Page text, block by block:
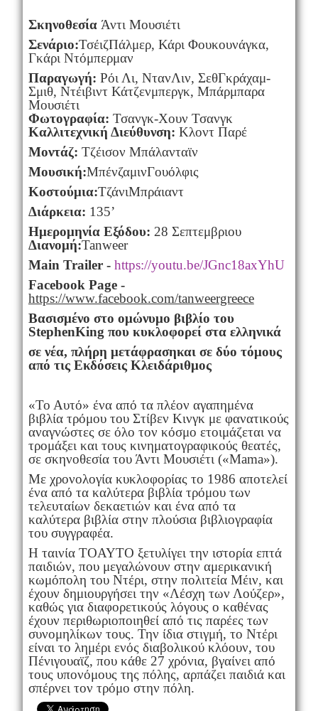
Σκηνοθεσία Άντι Μουσιέτι
Σενάριο:ΤσέιζΠάλμερ, Κάρι Φουκουνάγκα,
Γκάρι Ντόμπερμαν
Παραγωγή: Ρόι Λι, ΝτανΛιν, ΣεθΓκράχαμ-
Σμιθ, Ντέιβιντ Κάτζενμπεργκ, Μπάρμπαρα
Μουσιέτι
Φωτογραφία: Τσανγκ-Χουν Τσανγκ
Καλλιτεχνική Διεύθυνση: Κλοντ Παρέ
Μοντάζ: Τζέισον Μπάλανταϊν
Μουσική:ΜπένζαμινΓουόλφις
Κοστούμια:ΤζάνιΜπράιαντ
Διάρκεια: 135’
Ημερομηνία Εξόδου: 28 Σεπτεμβριου
Διανομή:Tanweer
Main Trailer - https://youtu.be/JGnc18axYhU
Facebook Page -
https://www.facebook.com/tanweergreece
Βασισμένο στο ομώνυμο βιβλίο του
StephenKing που κυκλοφορεί στα ελληνικά
σε νέα, πλήρη μετάφρασηκαι σε δύο τόμους
από τις Εκδόσεις Κλειδάριθμος
«Το Αυτό» ένα από τα πλέον αγαπημένα
βιβλία τρόμου του Στίβεν Κινγκ με φανατικούς
αναγνώστες σε όλο τον κόσμο ετοιμάζεται να
τρομάξει και τους κινηματογραφικούς θεατές,
σε σκηνοθεσία του Άντι Μουσιέτι («Mama»).
Με χρονολογία κυκλοφορίας το 1986 αποτελεί
ένα από τα καλύτερα βιβλία τρόμου των
τελευταίων δεκαετιών και ένα από τα
καλύτερα βιβλία στην πλούσια βιβλιογραφία
του συγγραφέα.
Η ταινία TOAYTO ξετυλίγει την ιστορία επτά
παιδιών, που μεγαλώνουν στην αμερικανική
κωμόπολη του Ντέρι, στην πολιτεία Μέιν, και
έχουν δημιουργήσει την «Λέσχη των Λούζερ»,
καθώς για διαφορετικούς λόγους ο καθένας
έχουν περιθωριοποιηθεί από τις παρέες των
συνομηλίκων τους. Την ίδια στιγμή, το Ντέρι
είναι το λημέρι ενός διαβολικού κλόουν, του
Πένιγουαϊζ, που κάθε 27 χρόνια, βγαίνει από
τους υπονόμους της πόλης, αρπάζει παιδιά και
σπέρνει τον τρόμο στην πόλη.